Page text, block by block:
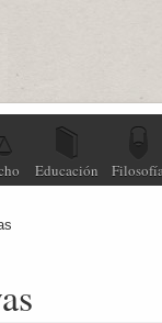
Educación